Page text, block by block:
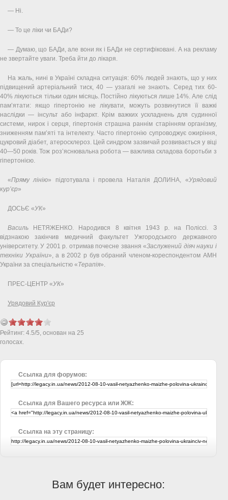
— Ні.
— То це ліки чи БАДи?
— Думаю, що БАДи, але вони як і БАДи не сертифіковані. А на рекламу
не звертайте уваги. Треба йти до лікаря.
На жаль, нині в Україні складна ситуація: 60% людей знають, що у них
підвищений артеріальний тиск, 40 — узагалі не знають. Серед тих 60-
40% лікуються тільки один місяць. Постійно лікуються лише 14%. Але слід
пам’ятати: якщо гіпертонію не лікувати, можуть розвинутися її важкі
наслідки — інсульт або інфаркт. Крім важких ускладнень для судинної
системи, нирок і серця, гіпертонія страшна раннім старінням організму,
зниженням пам’яті та інтелекту. Часто гіпертонію супроводжує ожиріння,
цукровий діабет, атеросклероз. Цей синдром зазвичай розвивається у віці
40—50 років. Тож роз’яснювальна робота — важлива складова боротьби з
гіпертонією.
«Пряму лінію» підготувала і провела Наталія ДОЛИНА, «Урядовий
кур’єр»
ДОСЬЄ «УК»
Василь НЕТЯЖЕНКО. Народився 8 квітня 1943 р. на Поліссі. З
відзнакою закінчив медичний факультет Ужгородського державного
університету. У 2001 р. отримав почесне звання «Заслужений діяч науки і
техніки України», а в 2002 р був обраний членом-кореспондентом АМН
України за спеціальністю «Терапія».
ПРЕС-ЦЕНТР «УК»
Урядовий Кур'єр
Рейтинг: 4.5/5, основан на 25
голосах.
Ссылка для форумов:
Ссылка для Вашего ресурса или ЖЖ:
Ссылка на эту страницу:
Вам будет интересно: